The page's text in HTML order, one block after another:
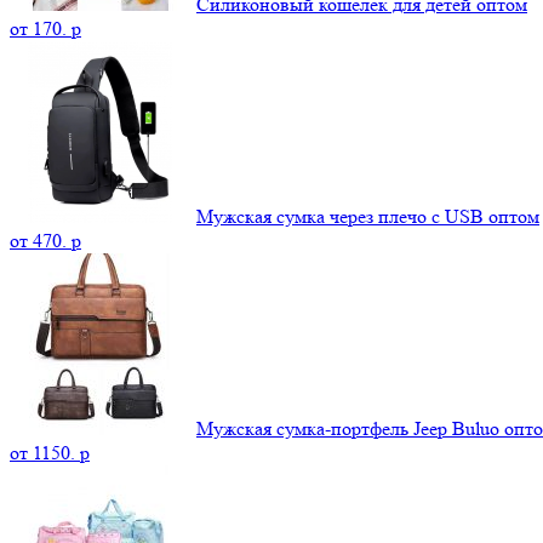
от 170. p
Мужская сумка через плечо с USB оптом
от 470. p
Мужская сумка-портфель Jeep Buluo
от 1150. p